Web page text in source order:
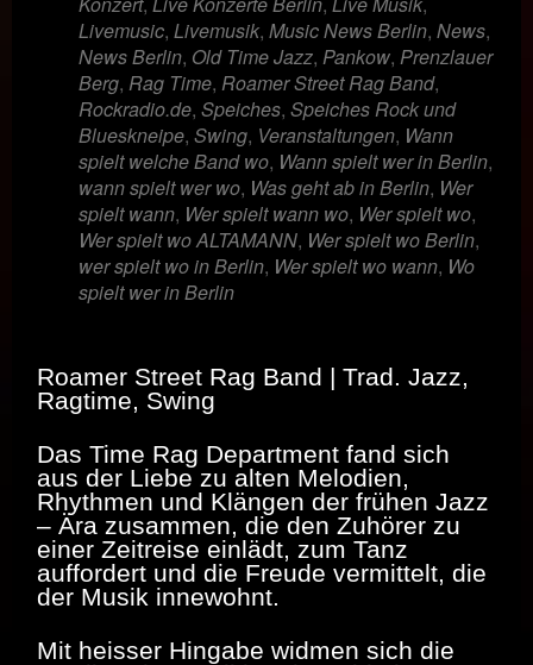
Livemusic, Livemusik, Music News Berlin, News,
News Berlin, Old Time Jazz, Pankow, Prenzlauer
Berg, Rag Time, Roamer Street Rag Band,
Rockradio.de, Speiches, Speiches Rock und
Blueskneipe, Swing, Veranstaltungen, Wann
spielt welche Band wo, Wann spielt wer in Berlin,
wann spielt wer wo, Was geht ab in Berlin, Wer
spielt wann, Wer spielt wann wo, Wer spielt wo,
Wer spielt wo ALTAMANN, Wer spielt wo Berlin,
wer spielt wo in Berlin, Wer spielt wo wann, Wo
spielt wer in Berlin
Roamer Street Rag Band | Trad. Jazz,
Ragtime, Swing
Das Time Rag Department fand sich
aus der Liebe zu alten Melodien,
Rhythmen und Klängen der frühen Jazz
– Ära zusammen, die den Zuhörer zu
einer Zeitreise einlädt, zum Tanz
auffordert und die Freude vermittelt, die
der Musik innewohnt.
Mit heisser Hingabe widmen sich die